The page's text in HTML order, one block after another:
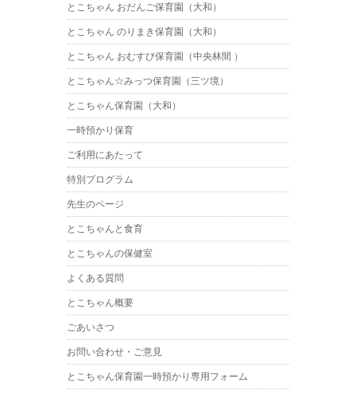
とこちゃん おだんご保育園（大和）
とこちゃん のりまき保育園（大和）
とこちゃん おむすび保育園（中央林間 ）
とこちゃん☆みっつ保育園（三ツ境）
とこちゃん保育園（大和）
一時預かり保育
ご利用にあたって
特別プログラム
先生のページ
とこちゃんと食育
とこちゃんの保健室
よくある質問
とこちゃん概要
ごあいさつ
お問い合わせ・ご意見
とこちゃん保育園一時預かり専用フォーム